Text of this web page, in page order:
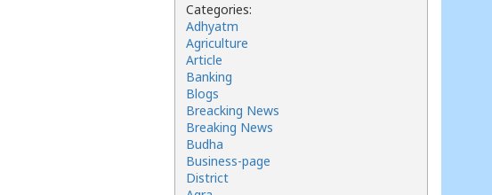
Categories:
Adhyatm
Agriculture
Article
Banking
Blogs
Breacking News
Breaking News
Budha
Business-page
District